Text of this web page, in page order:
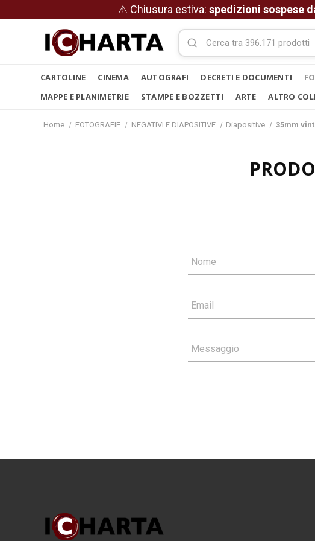
⚠ Chiusura estiva: spedizioni sospese
CARTOLINE CINEMA AUTOGRAFI DECRETI E DOCUMENTI
MAPPE E PLANIMETRIE
STAMPE E BOZZETTI ARTE ALTRO
Home FOTOGRAFIE NEGATIVI E DIAPOSITIVE Diapositive 35mm
Nome
Email
Messaggio